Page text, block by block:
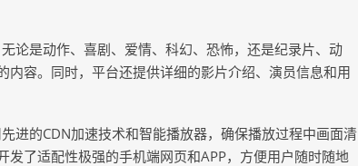
论是动作、喜剧、爱情、科幻、恐怖，还是纪录片、动
容。同时，平台还提供详细的影片介绍、演员信息和用
进的CDN加速技术和智能播放器，确保播放过程中画面清
了适配性极强的手机端网页和APP，方便用户随时随地